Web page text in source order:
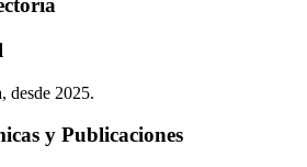
desde 2025.
y Publicaciones